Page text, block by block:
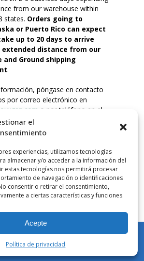
el
experiencias, utilizamos tecnologías
almacenar y/o acceder a la información del
estas tecnologías nos permitirá procesar
de navegación o identificaciones
consentir o retirar el consentimiento,
a ciertas características y funciones.
Acepte
Política de privacidad
from our warehouse within
states. Orders going to
or Puerto Rico can expect
up to 20 days to arrive
distance from our
and Ground shipping
.
póngase en contacto
por correo electrónico en
o por teléfono en el
DE USO
la boca, presionar firmemente
Coloque la mascarilla
nariz y sobre la boca. Presione el
abajo para activar el flujo. Inspire
INHALACIONES
bolsillo Boost Oxygen contienen
de oxígeno respirable de
equivale a aproximadamente 60